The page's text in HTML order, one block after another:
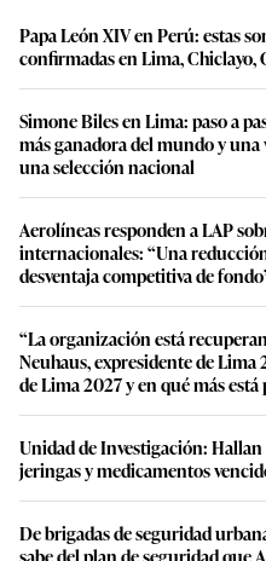
Papa León XIV en Perú: estas
confirmadas en Lima, Chiclayo,
Simone Biles en Lima: paso a
más ganadora del mundo y
una selección nacional
Aerolíneas responden a LAP
internacionales: “Una
desventaja competitiva de
“La organización está
Neuhaus, expresidente de Lima
de Lima 2027 y en qué más
Unidad de Investigación:
jeringas y medicamentos
De brigadas de seguridad
sabe del plan de seguridad que